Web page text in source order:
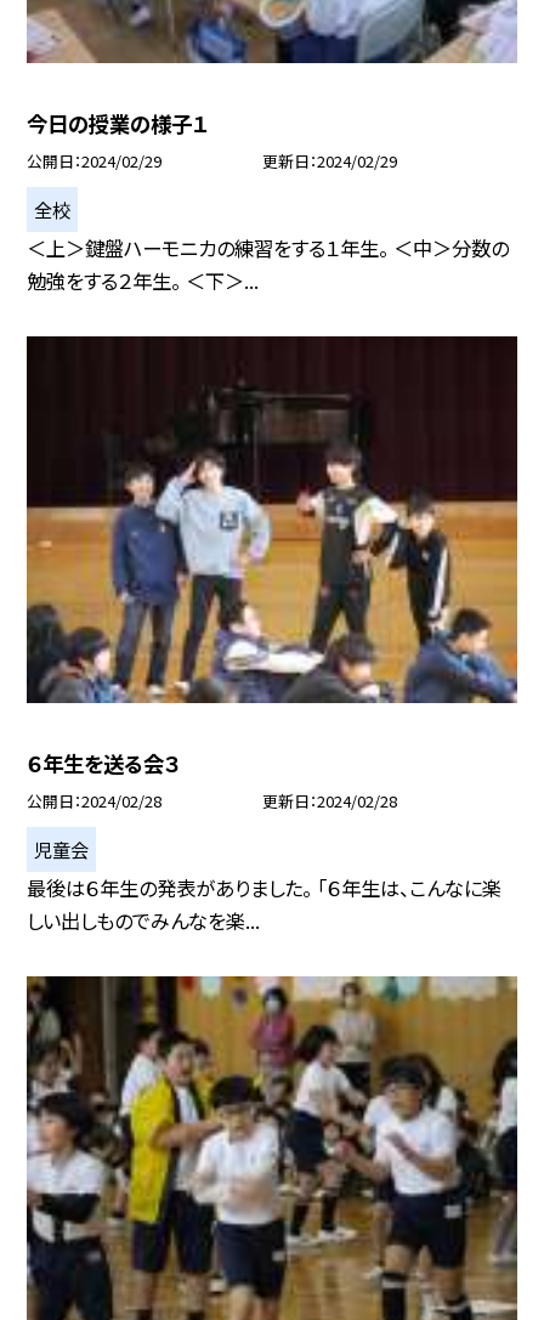
今日の授業の様子１
公開日 2024/02/29 更新日 2024/02/29
全校
＜上＞鍵盤ハーモニカの練習をする１年生。 ＜中＞分数の
勉強をする２年生。 ＜下＞...
６年生を送る会３
公開日 2024/02/28 更新日 2024/02/28
児童会
最後は６年生の発表がありました。 「６年生は、こんなに楽
しい出しものでみんなを楽...